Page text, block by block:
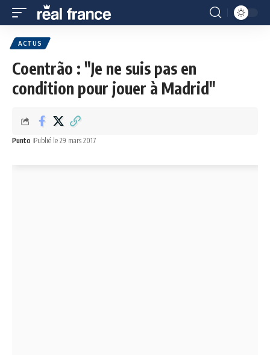
ACTUS
Coentrão : "Je ne suis pas en
condition pour jouer à Madrid"
Punto Publié le 29 mars 2017